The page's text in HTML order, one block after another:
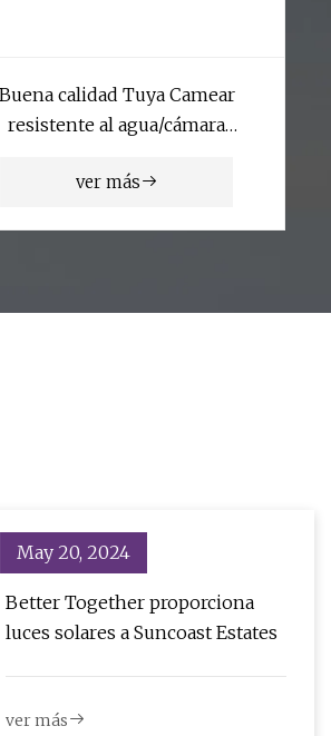
Buena calidad Tuya Camear
resistente al agua/cámara
stock/cámara WiFi domo
ver más
May 20, 2024
Better Together proporciona
luces solares a Suncoast Estates
ver más